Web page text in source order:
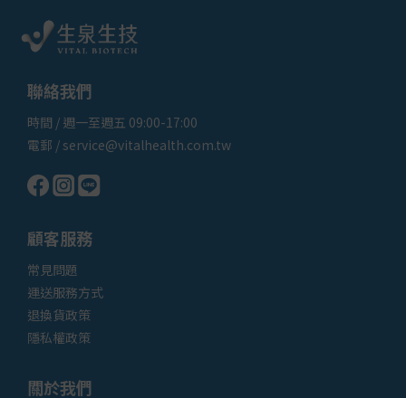
聯絡我們
時間 / 週一至週五 09:00-17:00
電郵 / service@vitalhealth.com.tw
顧客服務
常見問題
運送服務方式
退換貨政策
隱私權政策
關於我們